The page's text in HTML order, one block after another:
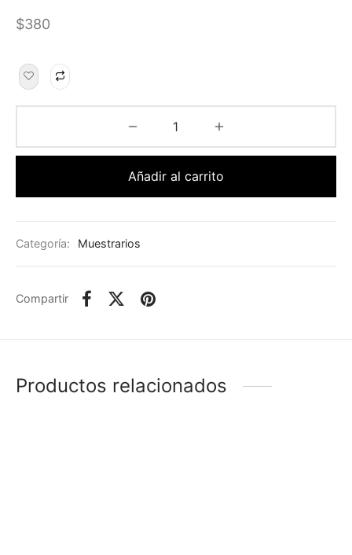
$380
Añadir al carrito
Categoría: Muestrarios
Compartir
Productos relacionados